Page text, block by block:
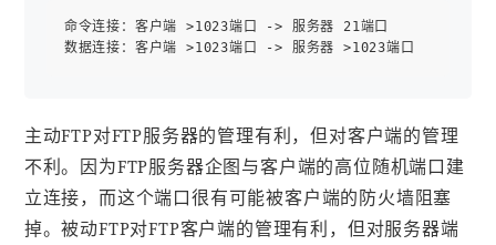
命令连接：客户端 >1023端口 -> 服务器 21端口
主动FTP对FTP服务器的管理有利，但对客户端的管理
不利。因为FTP服务器企图与客户端的高位随机端口建
立连接，而这个端口很有可能被客户端的防火墙阻塞
掉。被动FTP对FTP客户端的管理有利，但对服务器端